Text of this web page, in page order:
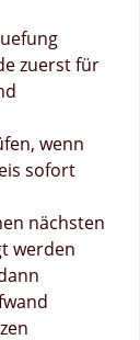
zuerst für
wenn
sofort
nächsten
werden